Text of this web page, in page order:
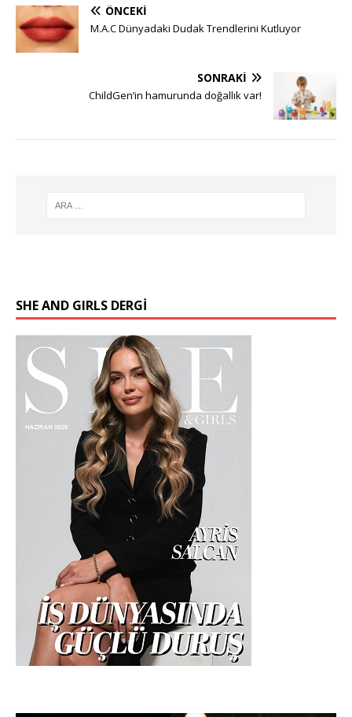
ÖNCEKI
M.A.C Dünyadaki Dudak Trendlerini Kutluyor
SONRAKI
ChildGen’in hamurunda doğallık var!
SHE AND GIRLS DERGİ